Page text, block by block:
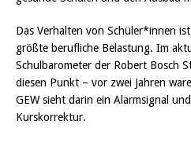
Das Verhalten von Schüler*innen
größte berufliche Belastung. Im
Schulbarometer der Robert Bosch
diesen Punkt – vor zwei Jahren
GEW sieht darin ein Alarmsignal
Kurskorrektur.